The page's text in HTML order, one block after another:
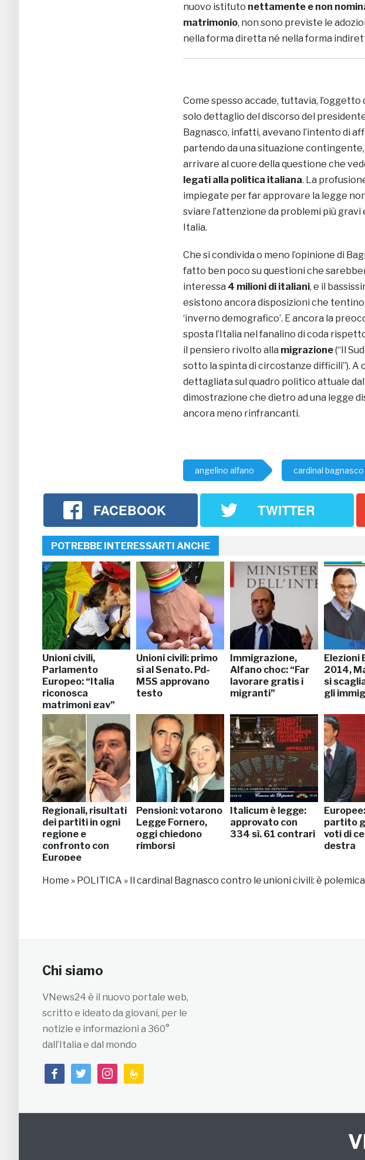
nuovo istituto nettamente e non
matrimonio, non sono previste le
nella forma diretta né nella forma
Come spesso accade, tuttavia, l’oggetto
solo dettaglio del discorso del
Bagnasco, infatti, avevano l’intento di
partendo da una situazione
arrivare al cuore della questione che
legati alla politica italiana. La
impiegate per far approvare la legge
sviare l’attenzione da problemi più
Italia.
Che si condivida o meno l’opinione di
fatto ben poco su questioni che
interessa 4 milioni di italiani, e il
esistono ancora disposizioni che
‘inverno demografico’. E ancora la
sposta l’Italia nel fanalino di coda
il pensiero rivolto alla migrazione(“Il
sotto la spinta di circostanze difficili”). A
dettagliata sul quadro politico attuale
dimostrazione che dietro ad una legge
ancora meno rinfrancanti.
angelino alfano cardinal bagnasco
FACEBOOK TWITTER
POTREBBE INTERESSARTI ANCHE
Unioni civili,
Parlamento
Europeo: “Italia
riconosca
matrimoni gay”
Unioni civili: primo
sì al Senato. Pd-
M5S approvano
testo
Immigrazione,
Alfano choc: “Far
lavorare gratis i
migranti”
Elezioni
2014,
si
gli
Regionali, risultati
dei partiti in ogni
regione e
confronto con
Europee
Pensioni: votarono
Legge Fornero,
oggi chiedono
rimborsi
Italicum è legge:
approvato con
334 sì. 61 contrari
partito
voti di
destra
Home » POLITICA » Il cardinal Bagnasco contro le unioni civili: è polemica
Chi siamo
VNews24 è il nuovo portale web,
scritto e ideato da giovani, per le
notizie e informazioni a 360°
dall’Italia e dal mondo
facebooktwitterinstagramfeedburner